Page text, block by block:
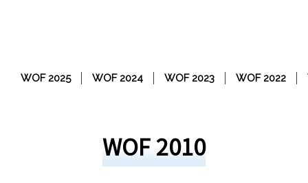
WOF 2025 WOF 2024 WOF 2023 WOF 2022
WOF 2010